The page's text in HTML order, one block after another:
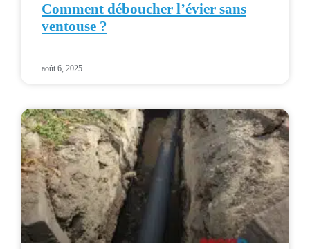
Comment déboucher l’évier sans
ventouse ?
août 6, 2025